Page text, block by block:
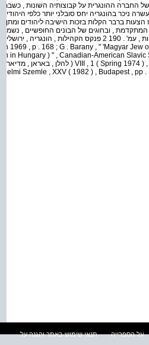
החברה ההונגרית על קבוצותיה השונות ,
ניכר בהונגריה יחס סובלני יותר כלפי
הצעות ברבר הקלות בזכות הישיבה ליהודים ומתן
1969 , p . 168 ; G . Barany , " 'Magyar Jew
in Hungary ) " , Canadian-American Slavic
על הספרייה
תנאי שימוש באתר והגנה על